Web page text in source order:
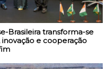
Brasileira transforma-se
e cooperação